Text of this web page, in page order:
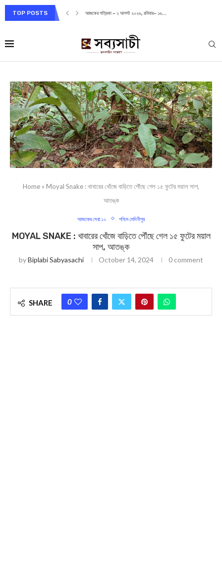
TOP POSTS আজকের পত্রিকা – ২ আগস্ট ২০২৬, রবিবার– ১৬...
Home » Moyal Snake : খাবারের খোঁজে বাড়িতে পৌঁছে গেল ১৫ ফুটের ময়াল সাপ,
আতঙ্ক
আজকের সেরা ১০ পশ্চিম মেদিনীপুর
MOYAL SNAKE : খাবারের খোঁজে বাড়িতে পৌঁছে গেল ১৫ ফুটের ময়াল
সাপ, আতঙ্ক
byBiplabi Sabyasachi October 14, 2024 0 comment
SHARE 0